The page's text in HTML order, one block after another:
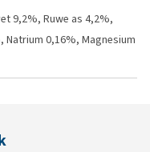
9,2%, Ruwe as 4,2%,
0,16%, Magnesium